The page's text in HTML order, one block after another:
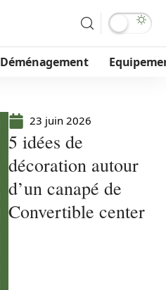
Déménagement
23 juin 2026
5 idées de
décoration autour
d’un canapé de
Convertible center